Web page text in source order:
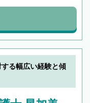
する幅広い経験と傾